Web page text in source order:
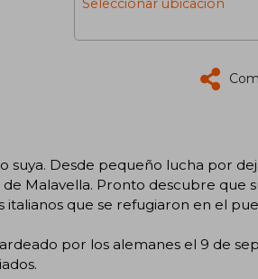
Seleccionar ubicación
Desde pequeño lucha por
Malavella. Pronto descubre que
que se refugiaron en el
por los alemanes el 9 de